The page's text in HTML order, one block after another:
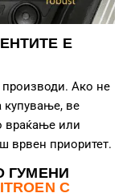
Е
Ако не
купување, ве
враќање или
врвен приоритет.
ГУМЕНИ
C